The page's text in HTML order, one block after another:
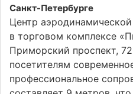
Санкт-Петербурге
Центр
в торговом комплексе
Приморский проспект,
посетителям
профессиональное